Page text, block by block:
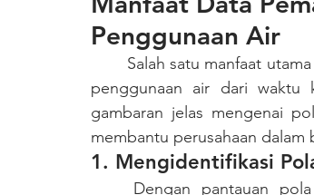
Penggunaan Air
penggunaan air dari waktu
gambaran jelas mengenai
membantu perusahaan dalam
1. Mengidentifikasi